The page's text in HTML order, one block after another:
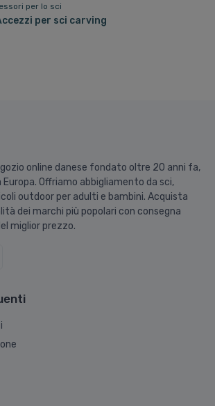
per lo sci
per sci carving
online danese fondato oltre 20 anni fa,
Offriamo abbigliamento da sci,
outdoor per adulti e bambini. Acquista
dei marchi più popolari con consegna
miglior prezzo.